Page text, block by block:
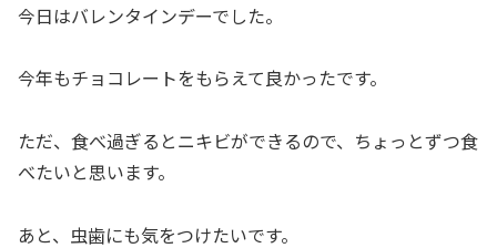
今日はバレンタインデーでした。
今年もチョコレートをもらえて良かったです。
ただ、食べ過ぎるとニキビができるので、ちょっとずつ食
べたいと思います。
あと、虫歯にも気をつけたいです。